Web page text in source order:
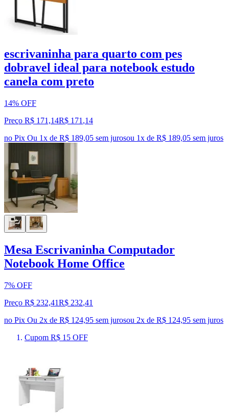
escrivaninha para quarto com pes
dobravel ideal para notebook estudo
canela com preto
14% OFF
Preço R$ 171,14R$ 171 ,14
no Pix Ou 1x de R$ 189,05 sem jurosou 1x de R$ 189,05 sem juros
Mesa Escrivaninha Computador
Notebook Home Office
7% OFF
Preço R$ 232,41R$ 232,41
no Pix Ou 2x de R$ 124,95 sem jurosou 2x de R$ 124,95 sem juros
Cupom R$ 15 OFF